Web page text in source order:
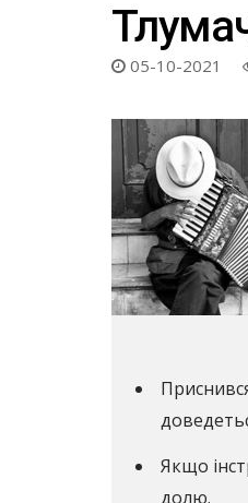
05-10-2021
Якщо
долю.